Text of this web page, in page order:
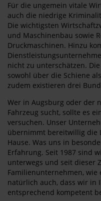
Für die ungemein vitale
auch die niedrige
Die wichtigsten
und Maschinenbau sowie
Druckmaschinen. Hinzu
nicht zu unterschätzen.
sowohl über die Schiene
zudem existieren drei
Wer in Augsburg oder der
Fahrzeug sucht, sollte es
versuchen. Unser
übernimmt bereitwillig die
Hause. Was uns in
Erfahrung. Seit 1987 sind
unterwegs und seit dieser
Familienunternehmen, wie
natürlich auch, dass wir in
entsprechend kompetent